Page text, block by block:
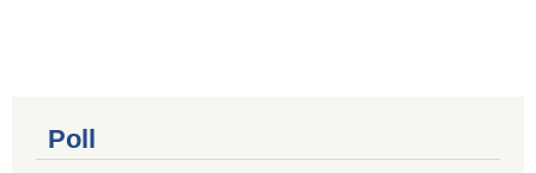
Poll